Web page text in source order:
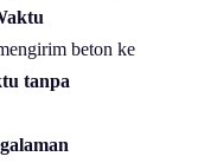
beton ke
tanpa